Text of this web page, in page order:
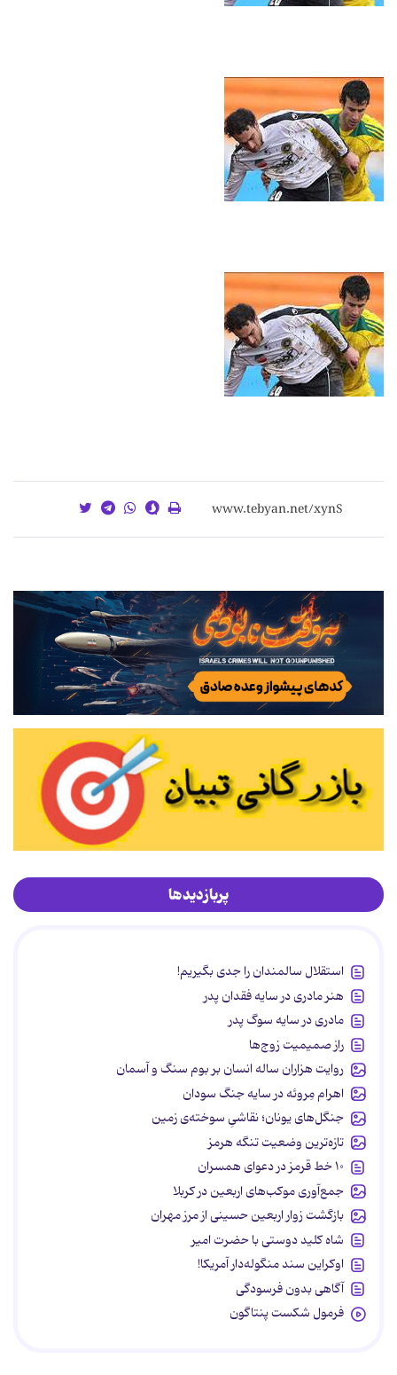
پربازدیدها
استقلال سالمندان را جدی بگیریم!
هنر مادری در سایه‌ فقدان پدر
مادری در سایه سوگ پدر
راز صمیمیت زوج‌ها
روایت هزاران ساله انسان بر بوم سنگ و آسمان
اهرام مِروئه در سایه جنگ سودان
جنگل‌های یونان؛ نقاشیِ سوخته‌ی زمین
تازه‌ترین وضعیت تنگه هرمز
۱۰ خط قرمز در دعوای همسران
جمع‌آوری موکب‌های اربعین در کربلا
بازگشت زوار اربعین حسینی از مرز مهران
شاه کلید دوستی با حضرت امیر
اوکراین سند منگوله‌دار آمریکا!
آگاهی بدون فرسودگی
فرمول شکست پنتاگون